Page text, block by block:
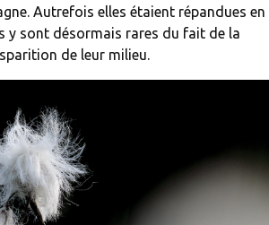
Autrefois elles étaient répandues en
y sont désormais rares du fait de la
de leur milieu.